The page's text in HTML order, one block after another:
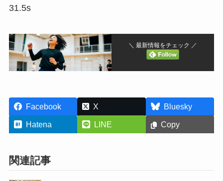
31.5s
＼ 最新情報をチェック ／
Facebook X
Bluesky
Hatena
LINE Copy
関連記事